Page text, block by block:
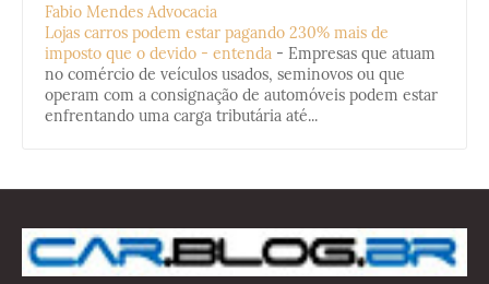
Fabio Mendes Advocacia
Lojas carros podem estar pagando 230% mais de
imposto que o devido - entenda - Empresas que atuam
no comércio de veículos usados, seminovos ou que
operam com a consignação de automóveis podem estar
enfrentando uma carga tributária até...